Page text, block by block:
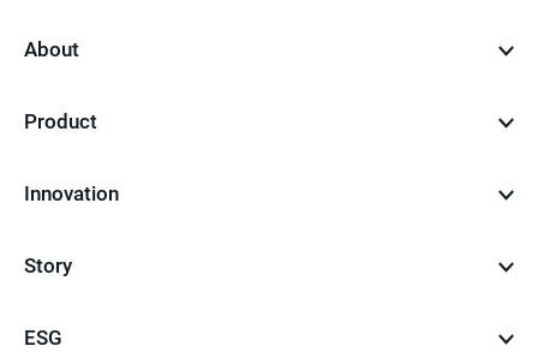
About
Product
Innovation
Story
ESG